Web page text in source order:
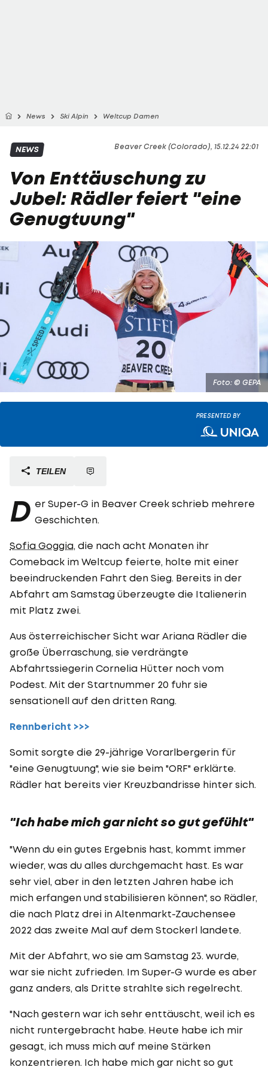
News Ski Alpin Weltcup Damen
Beaver Creek (Colorado), 15.12.24 22:01
NEWS
Von Enttäuschung zu
Jubel: Rädler feiert "eine
Genugtuung"
Foto: © GEPA
PRESENTED BY
TEILEN
D er Super-G in Beaver Creek schrieb mehrere
Geschichten.
Sofia Goggia, die nach acht Monaten ihr
Comeback im Weltcup feierte, holte mit einer
beeindruckenden Fahrt den Sieg. Bereits in der
Abfahrt am Samstag überzeugte die Italienerin
mit Platz zwei.
Aus österreichischer Sicht war Ariana Rädler die
große Überraschung, sie verdrängte
Abfahrtssiegerin Cornelia Hütter noch vom
Podest. Mit der Startnummer 20 fuhr sie
sensationell auf den dritten Rang.
Rennbericht >>>
Somit sorgte die 29-jährige Vorarlbergerin für
"eine Genugtuung", wie sie beim "ORF" erklärte.
Rädler hat bereits vier Kreuzbandrisse hinter sich.
"Ich habe mich gar nicht so gut gefühlt"
"Wenn du ein gutes Ergebnis hast, kommt immer
wieder, was du alles durchgemacht hast. Es war
sehr viel, aber in den letzten Jahren habe ich
mich erfangen und stabilisieren können", so Rädler,
die nach Platz drei in Altenmarkt-Zauchensee
2022 das zweite Mal auf dem Stockerl landete.
Mit der Abfahrt, wo sie am Samstag 23. wurde,
war sie nicht zufrieden. Im Super-G wurde es aber
ganz anders, als Dritte strahlte sich regelrecht.
"Nach gestern war ich sehr enttäuscht, weil ich es
nicht runtergebracht habe. Heute habe ich mir
gesagt, ich muss mich auf meine Stärken
konzentrieren. Ich habe mich gar nicht so gut